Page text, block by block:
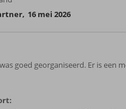
, 16 mei 2026
goed georganiseerd. Er is een